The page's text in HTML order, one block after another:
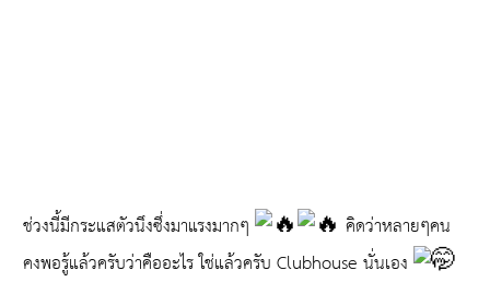
ช่วงนี้มีกระแสตัวนึงซึ่งมาแรงมากๆ
คิดว่าหลายๆคน
คงพอรู้แล้วครับว่าคืออะไร ใช่แล้วครับ Clubhouse นั่นเอง